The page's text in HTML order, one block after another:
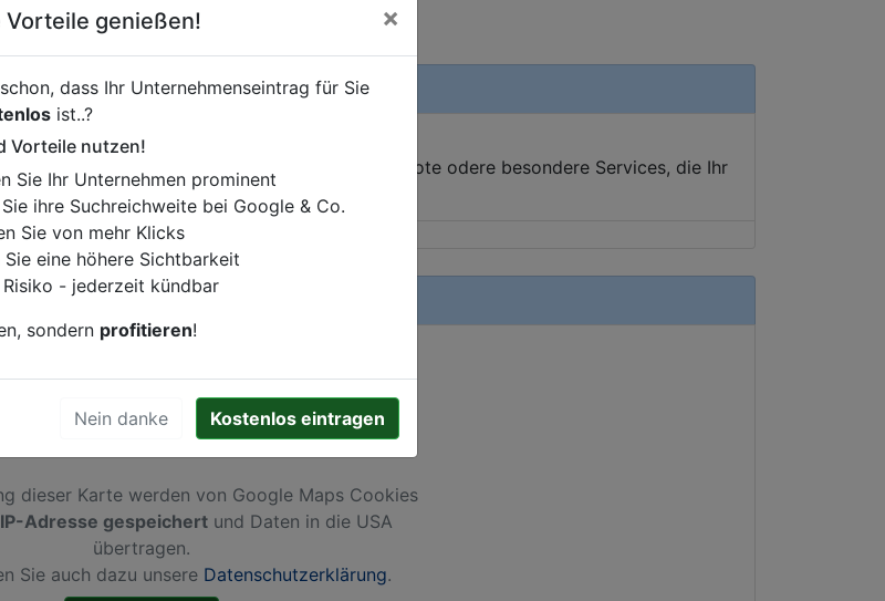
relevante Informationen hinzufügen?
wir Ihren Firmeneintrag um Sonderangebote odere besondere Services, die Ihr
abheben.
dieser Karte werden von Google Maps Cookies
IP-Adresse gespeichert und Daten in die USA
übertragen.
Sie auch dazu unsere Datenschutzerklärung.
Vorteile genießen! ×
dass Ihr Unternehmenseintrag für Sie
ist..?
Vorteile nutzen!
Sie Ihr Unternehmen prominent
ihre Suchreichweite bei Google & Co.
Sie von mehr Klicks
Sie eine höhere Sichtbarkeit
Risiko - jederzeit kündbar
sondern profitieren!
Nein danke Kostenlos eintragen